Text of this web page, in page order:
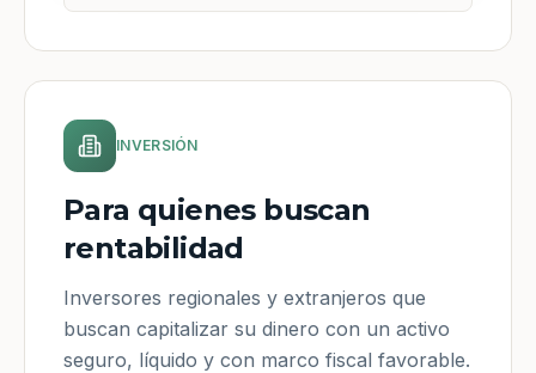
INVERSIÓN
Para quienes buscan
rentabilidad
Inversores regionales y extranjeros que
buscan capitalizar su dinero con un activo
seguro, líquido y con marco fiscal favorable.